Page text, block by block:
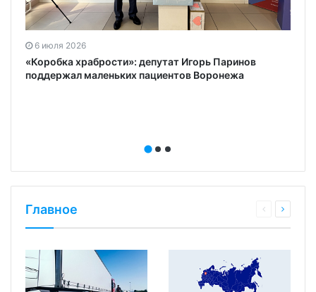
6 июля 2026
«Коробка храбрости»: депутат Игорь Паринов
поддержал маленьких пациентов Воронежа
Главное